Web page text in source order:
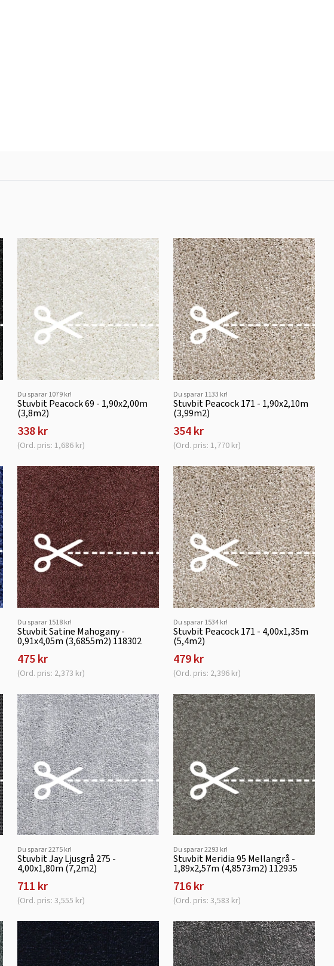
Du sparar 1079 kr!
Stuvbit Peacock 69 - 1,90x2,00m
(3,8m2)
338 kr
(Ord. pris: 1,686 kr)
Du sparar 1133 kr!
Stuvbit Peacock 171 - 1,90x2,10m
(3,99m2)
354 kr
(Ord. pris: 1,770 kr)
Du sparar 1518 kr!
Stuvbit Satine Mahogany -
0,91x4,05m (3,6855m2) 118302
475 kr
(Ord. pris: 2,373 kr)
Du sparar 1534 kr!
Stuvbit Peacock 171 - 4,00x1,35m
(5,4m2)
479 kr
(Ord. pris: 2,396 kr)
Du sparar 2275 kr!
Stuvbit Jay Ljusgrå 275 -
4,00x1,80m (7,2m2)
711 kr
(Ord. pris: 3,555 kr)
Du sparar 2293 kr!
Stuvbit Meridia 95 Mellangrå -
1,89x2,57m (4,8573m2) 112935
716 kr
(Ord. pris: 3,583 kr)